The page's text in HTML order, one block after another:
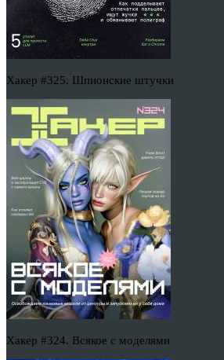
Хакер #325. Шпионские штучки
Хакер #324. Всякое с моделями